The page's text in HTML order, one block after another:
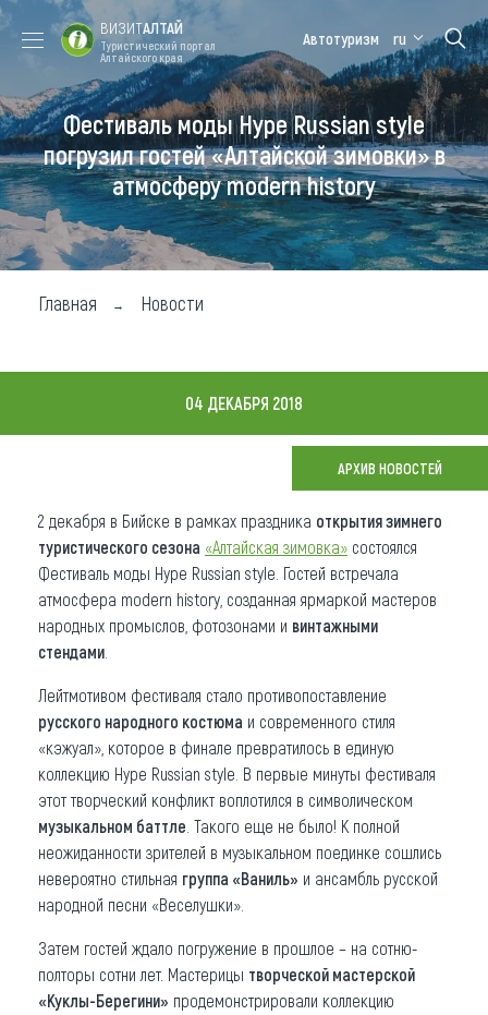
Форум VISIT
ALTAI
Цветение
маральника
Медицинский
форум
Алтайская
зимовка
Туры
Где побывать
Чем заняться
Карта
Что привезти (сувениры)
О регионе
Коллекция впечатлений
ВИЗИТАЛТАЙ
Туристический портал
Алтайского края
Автотуризм ru
Фестиваль моды Hype Russian style
погрузил гостей «Алтайской зимовки» в
атмосферу modern history
Главная Новости
04 ДЕКАБРЯ 2018
АРХИВ НОВОСТЕЙ
2 декабря в Бийске в рамках праздника открытия зимнего
туристического сезона «Алтайская зимовка» состоялся
Фестиваль моды Hype Russian style. Гостей встречала
атмосфера modern history, созданная ярмаркой мастеров
народных промыслов, фотозонами и винтажными
стендами
Лейтмотивом фестиваля стало противопоставление
русского народного костюма и современного стиля
«кэжуал», которое в финале превратилось в единую
коллекцию Hype Russian style. В первые минуты фестиваля
этот творческий конфликт воплотился в символическом
музыкальном баттле . Такого еще не было! К полной
неожиданности зрителей в музыкальном поединке сошлись
невероятно стильная группа «Ваниль» и ансамбль русской
народной песни «Веселушки».
Затем гостей ждало погружение в прошлое – на сотню-
полторы сотни лет. Мастерицы творческой мастерской
«Куклы-Берегини» продемонстрировали коллекцию